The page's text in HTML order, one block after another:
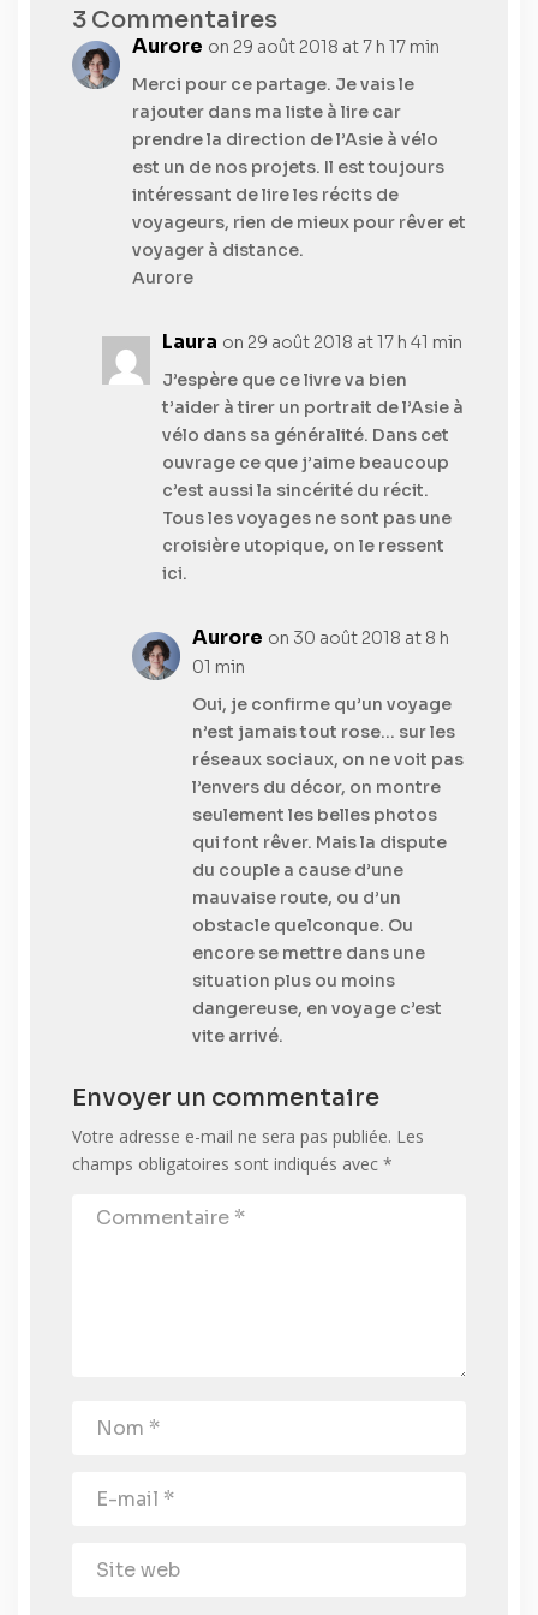
3 Commentaires
Aurore on 29 août 2018 at 7 h 17 min
Merci pour ce partage. Je vais le
rajouter dans ma liste à lire car
prendre la direction de l’Asie à vélo
est un de nos projets. Il est toujours
intéressant de lire les récits de
voyageurs, rien de mieux pour rêver et
voyager à distance.
Aurore
Laura on 29 août 2018 at 17 h 41 min
J’espère que ce livre va bien
t’aider à tirer un portrait de l’Asie à
vélo dans sa généralité. Dans cet
ouvrage ce que j’aime beaucoup
c’est aussi la sincérité du récit.
Tous les voyages ne sont pas une
croisière utopique, on le ressent
ici.
Aurore on 30 août 2018 at 8 h
01 min
Oui, je confirme qu’un voyage
n’est jamais tout rose… sur les
réseaux sociaux, on ne voit pas
l’envers du décor, on montre
seulement les belles photos
qui font rêver. Mais la dispute
du couple a cause d’une
mauvaise route, ou d’un
obstacle quelconque. Ou
encore se mettre dans une
situation plus ou moins
dangereuse, en voyage c’est
vite arrivé.
Envoyer un commentaire
Votre adresse e-mail ne sera pas publiée. Les
champs obligatoires sont indiqués avec *